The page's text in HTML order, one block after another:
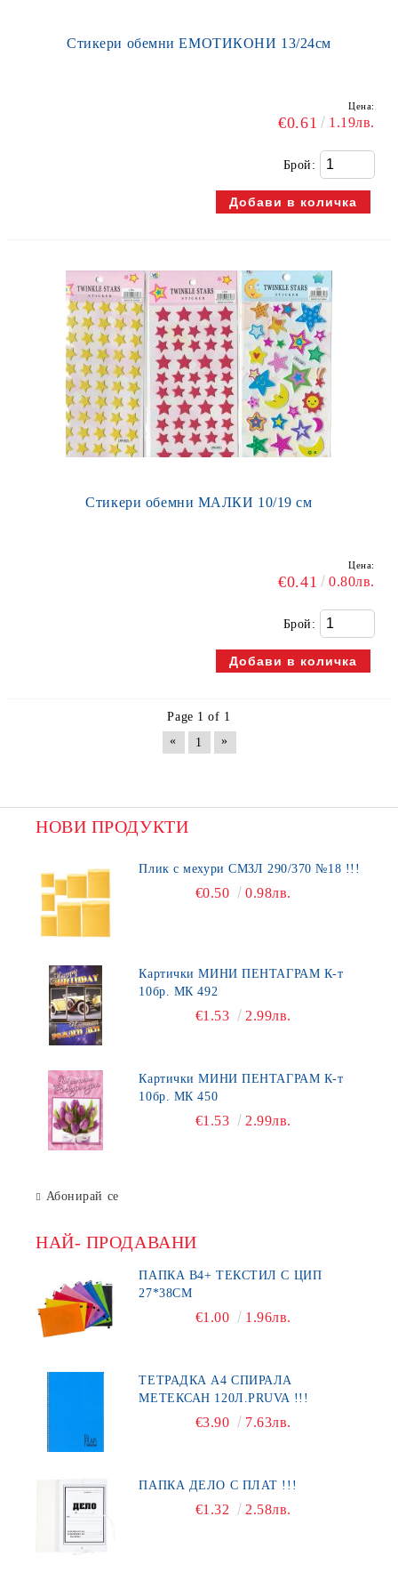
Стикери обемни ЕМОТИКОНИ 13/24см
Цена:
€0.61 1.19лв.
Брой:
Стикери обемни МАЛКИ 10/19 см
Цена:
€0.41 0.80лв.
Брой:
Page 1 of 1
«
1 »
НОВИ ПРОДУКТИ
Плик с мехури СМЗЛ 290/370 №18 !!!
€0.50 0.98лв.
Картички МИНИ ПЕНТАГРАМ К-т
10бр. МК 492
€1.53 2.99лв.
Картички МИНИ ПЕНТАГРАМ К-т
10бр. МК 450
€1.53 2.99лв.
Абонирай се
НАЙ- ПРОДАВАНИ
ПАПКА В4+ ТЕКСТИЛ С ЦИП
27*38СМ
€1.00 1.96лв.
ТЕТРАДКА А4 СПИРАЛА
МЕТЕКСАН 120Л.PRUVA !!!
€3.90 7.63лв.
ПАПКА ДЕЛО С ПЛАТ !!!
€1.32 2.58лв.